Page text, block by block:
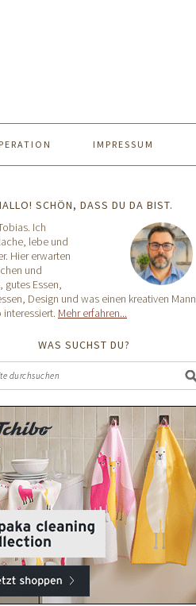
IMPRESSUM
SCHÖN, DASS DU DA BIST.
Ich
lebe und
Hier erwarten
und
gutes Essen,
Design und was einen kreativen Mann
interessiert. Mehr erfahren...
WAS SUCHST DU?